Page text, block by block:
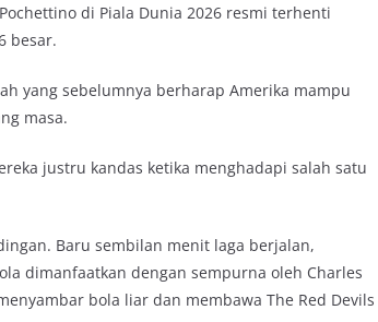
di Piala Dunia 2026 resmi terhenti
besar.
yang sebelumnya berharap Amerika mampu
masa.
justru kandas ketika menghadapi salah satu
Baru sembilan menit laga berjalan,
dimanfaatkan dengan sempurna oleh Charles
bola liar dan membawa The Red Devils